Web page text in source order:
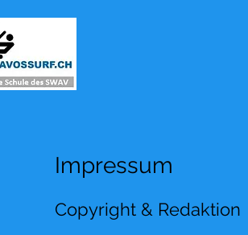
Impressum
Copyright & Redaktion